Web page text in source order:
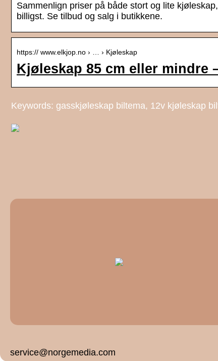
Sammenlign priser på både stort og lite
billigst. Se tilbud og salg i butikkene.
https:// www.elkjop.no › … › Kjøleskap
Kjøleskap 85 cm eller mindre
Keywords: gasskjøleskap biltema, 12v kjøleskap
service@norgemedia.com